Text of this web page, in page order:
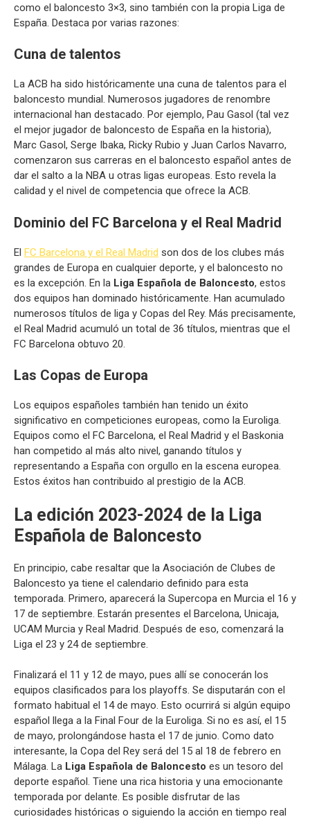
como el baloncesto 3×3, sino también con la propia Liga de
España. Destaca por varias razones:
Cuna de talentos
La ACB ha sido históricamente una cuna de talentos para el
baloncesto mundial. Numerosos jugadores de renombre
internacional han destacado. Por ejemplo, Pau Gasol (tal vez
el mejor jugador de baloncesto de España en la historia),
Marc Gasol, Serge Ibaka, Ricky Rubio y Juan Carlos Navarro,
comenzaron sus carreras en el baloncesto español antes de
dar el salto a la NBA u otras ligas europeas. Esto revela la
calidad y el nivel de competencia que ofrece la ACB.
Dominio del FC Barcelona y el Real Madrid
El FC Barcelona y el Real Madrid son dos de los clubes más
grandes de Europa en cualquier deporte, y el baloncesto no
es la excepción. En la Liga Española de Baloncesto, estos
dos equipos han dominado históricamente. Han acumulado
numerosos títulos de liga y Copas del Rey. Más precisamente,
el Real Madrid acumuló un total de 36 títulos, mientras que el
FC Barcelona obtuvo 20.
Las Copas de Europa
Los equipos españoles también han tenido un éxito
significativo en competiciones europeas, como la Euroliga.
Equipos como el FC Barcelona, el Real Madrid y el Baskonia
han competido al más alto nivel, ganando títulos y
representando a España con orgullo en la escena europea.
Estos éxitos han contribuido al prestigio de la ACB.
La edición 2023-2024 de la Liga
Española de Baloncesto
En principio, cabe resaltar que la Asociación de Clubes de
Baloncesto ya tiene el calendario definido para esta
temporada. Primero, aparecerá la Supercopa en Murcia el 16 y
17 de septiembre. Estarán presentes el Barcelona, Unicaja,
UCAM Murcia y Real Madrid. Después de eso, comenzará la
Liga el 23 y 24 de septiembre.
Finalizará el 11 y 12 de mayo, pues allí se conocerán los
equipos clasificados para los playoffs. Se disputarán con el
formato habitual el 14 de mayo. Esto ocurrirá si algún equipo
español llega a la Final Four de la Euroliga. Si no es así, el 15
de mayo, prolongándose hasta el 17 de junio. Como dato
interesante, la Copa del Rey será del 15 al 18 de febrero en
Málaga. La Liga Española de Baloncesto es un tesoro del
deporte español. Tiene una rica historia y una emocionante
temporada por delante. Es posible disfrutar de las
curiosidades históricas o siguiendo la acción en tiempo real